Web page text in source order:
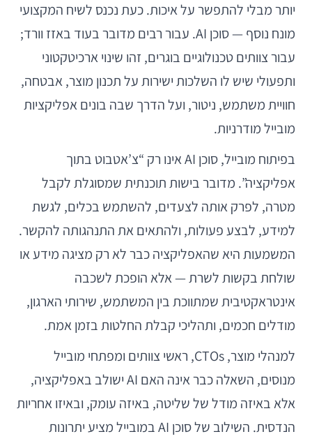
יותר מבלי להתפשר על איכות. כעת נכנס לשיח המקצועי
מונח נוסף — סוכן AI. עבור רבים מדובר בעוד באזז וורד;
עבור צוותים טכנולוגיים בוגרים, זהו שינוי ארכיטקטוני
ותפעולי שיש לו השלכות ישירות על תכנון מוצר, אבטחה,
חוויית משתמש, ניטור, ועל הדרך שבה בונים אפליקציות
מובייל מודרניות.
בפיתוח מובייל, סוכן AI אינו רק “צ’אטבוט בתוך
אפליקציה”. מדובר בישות תוכנתית שמסוגלת לקבל
מטרה, לפרק אותה לצעדים, להשתמש בכלים, לגשת
למידע, לבצע פעולות, ולהתאים את התנהגותה להקשר.
המשמעות היא שהאפליקציה כבר לא רק מציגה מידע או
שולחת בקשות לשרת — אלא הופכת לשכבה
אינטראקטיבית שמתווכת בין המשתמש, שירותי הארגון,
מודלים חכמים, ותהליכי קבלת החלטות בזמן אמת.
למנהלי מוצר, CTOs, ראשי צוותים ומפתחי מובייל
מנוסים, השאלה כבר אינה האם AI ישולב באפליקציה,
אלא באיזה מודל של שליטה, באיזה עומק, ובאיזו אחריות
הנדסית. השילוב של סוכן AI במובייל מציע יתרונות